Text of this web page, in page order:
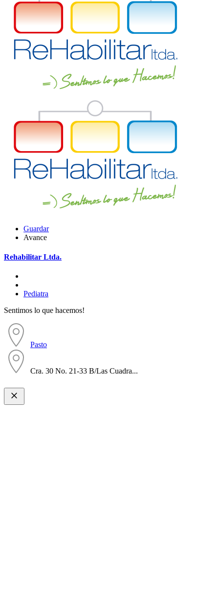
Guardar
Avance
Rehabilitar Ltda.
Pediatra
Sentimos lo que hacemos!
Pasto
Cra. 30 No. 21-33 B/Las Cuadra...